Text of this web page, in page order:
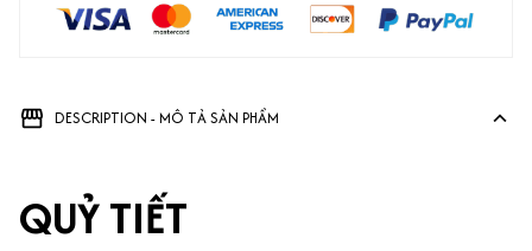
DESCRIPTION - MÔ TẢ SẢN PHẨM
QUỶ TIẾT